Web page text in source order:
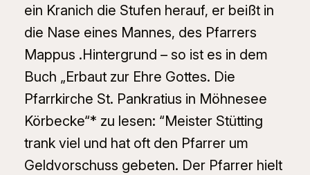
ein Kranich die Stufen herauf, er beißt in
die Nase eines Mannes, des Pfarrers
Mappus .Hintergrund – so ist es in dem
Buch „Erbaut zur Ehre Gottes. Die
Pfarrkirche St. Pankratius in Möhnesee
Körbecke“* zu lesen: “Meister Stütting
trank viel und hat oft den Pfarrer um
Geldvorschuss gebeten. Der Pfarrer hielt